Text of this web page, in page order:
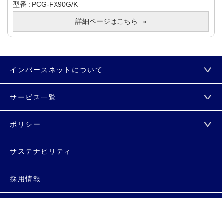
型番
PCG-FX90G/K
詳細ページはこちら
インバースネットについて
サービス一覧
ポリシー
サステナビリティ
採用情報